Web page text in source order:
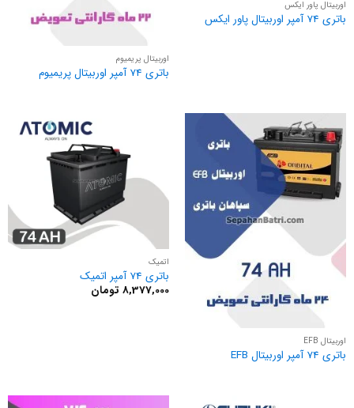
اوربیتال پاور ایکس
باتری 74 آمپر اوربیتال پاور ایکس
اوربیتال پریمیوم
باتری 74 آمپر اوربیتال پریمیوم
اوربیتال EFB
باتری 74 آمپر اوربیتال EFB
اتمیک
باتری 74 آمپر اتمیک
8,377,000 تومان